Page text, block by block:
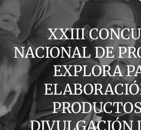
XXIII
NACIONAL DE
EXPLORA
DIVULGACIÓN